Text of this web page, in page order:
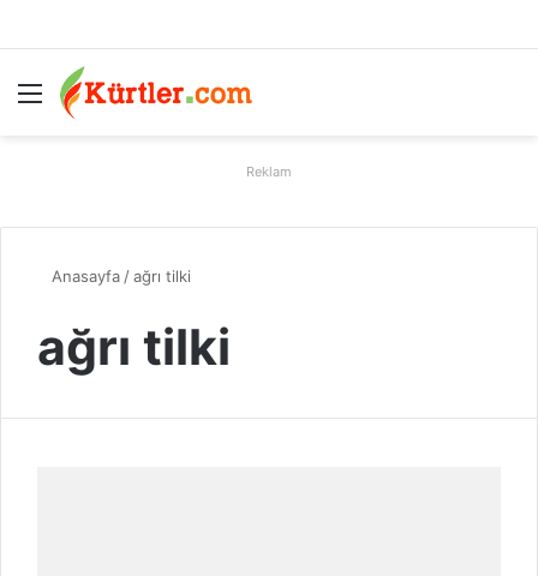
Menü
Reklam
Anasayfa /ağrı tilki
ağrı tilki